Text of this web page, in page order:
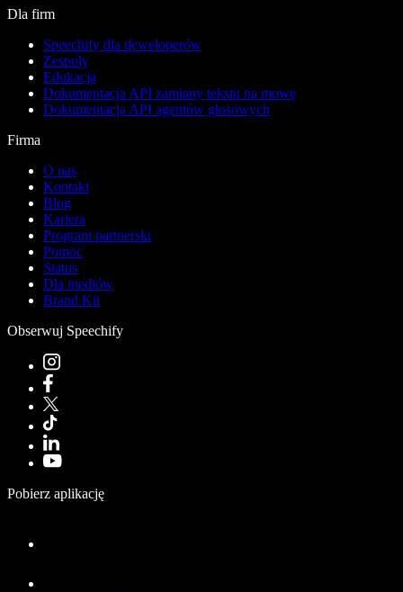
Dla firm
Speechify dla deweloperów
Zespoły
Edukacja
Dokumentacja API zamiany tekstu na mowę
Dokumentacja API agentów głosowych
Firma
O nas
Kontakt
Blog
Kariera
Program partnerski
Pomoc
Status
Dla mediów
Brand Kit
Obserwuj Speechify
Pobierz aplikację